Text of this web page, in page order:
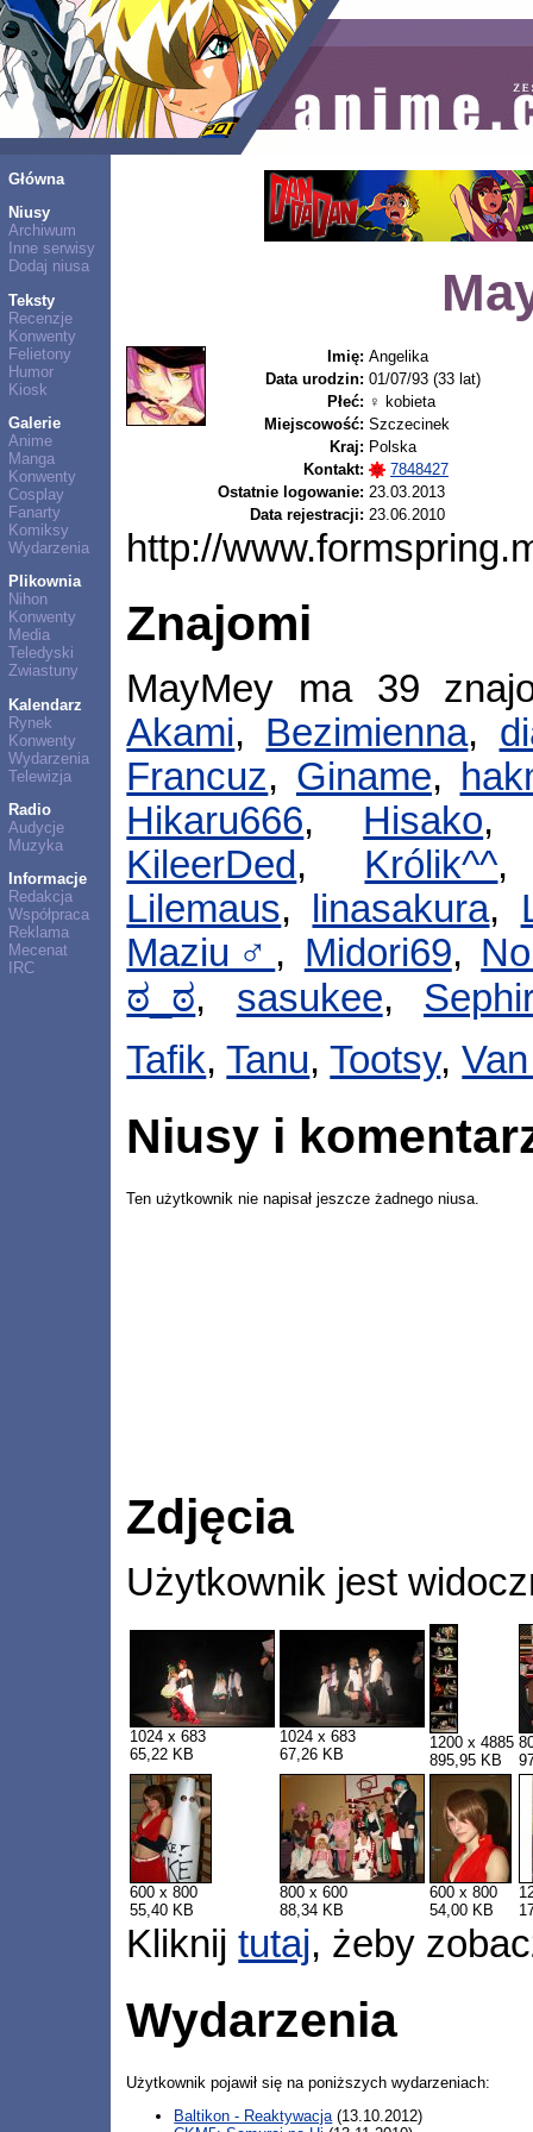
Główna
Niusy
Archiwum
Inne serwisy
Dodaj niusa
Teksty
Recenzje
Konwenty
Felietony
Humor
Kiosk
Galerie
Anime
Manga
Konwenty
Cosplay
Fanarty
Komiksy
Wydarzenia
Plikownia
Nihon
Konwenty
Media
Teledyski
Zwiastuny
Kalendarz
Rynek
Konwenty
Wydarzenia
Telewizja
Radio
Audycje
Muzyka
Informacje
Redakcja
Współpraca
Reklama
Mecenat
IRC
Imię: Angelika
Data urodzin: 01/07/93 (33 lat)
Płeć: ♀ kobieta
Miejscowość: Szczecinek
Kraj: Polska
Kontakt:
7848427
Ostatnie logowanie: 23.03.2013
Data rejestracji: 23.06.2010
http://
Znajomi
MayMey ma 39
Akami, Bezimienna,
Francuz, Giname,
Hikaru666, Hisako
KileerDed, Królik^^
Lilemaus, linasakura,
Maziu♂ , Midori69,
ಠ_ಠ, sasukee,
Tafik,Tanu,Tootsy,
Niusy i
Ten użytkownik nie napisał jeszcze żadnego niusa.
Zdjęcia
Użytkownik jest
1024 x 683
65,22 KB
1024 x 683
67,26 KB
1200 x 4885
895,95 KB
600 x 800
55,40 KB
800 x 600
88,34 KB
600 x 800
54,00 KB
Kliknijtutaj, żeby
Wydarzenia
Użytkownik pojawił się na poniższych wydarzeniach:
Baltikon - Reaktywacja(13.10.2012)